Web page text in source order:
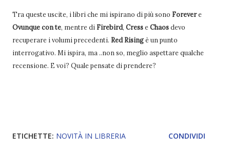
Tra queste uscite, i libri che mi ispirano di più sono Forevere
Ovunque con te, mentre di Firebird, CresseChaosdevo
recuperare i volumi precedenti. Red Risingè un punto
interrogativo. Mi ispira, ma ..non so, meglio aspettare qualche
recensione. E voi? Quale pensate di prendere?
ETICHETTE: NOVITÀ IN LIBRERIA CONDIVIDI